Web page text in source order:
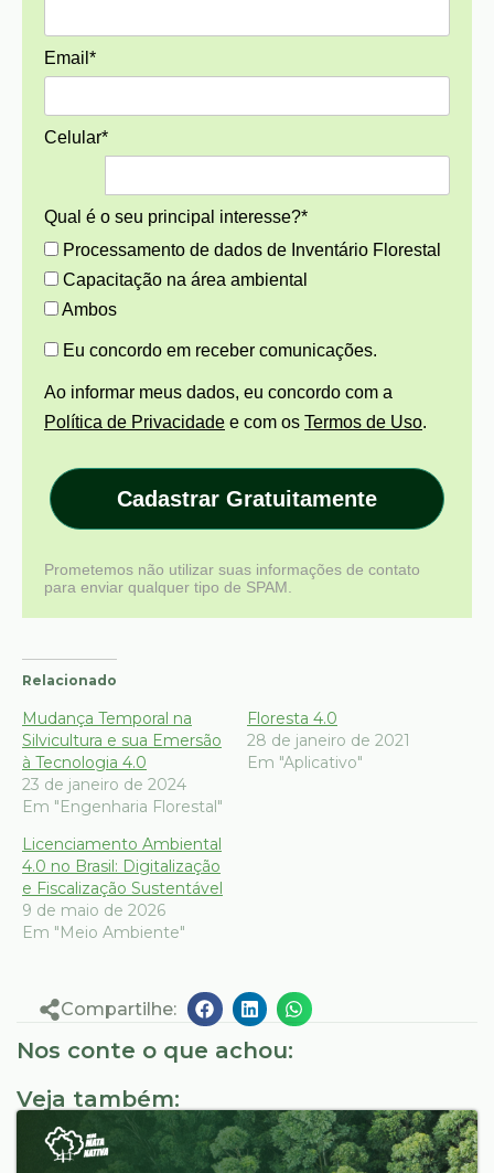
Email*
Celular*
Qual é o seu principal interesse?*
Processamento de dados de Inventário Florestal
Capacitação na área ambiental
Ambos
Eu concordo em receber comunicações.
Ao informar meus dados, eu concordo com a
Política de Privacidade e com os Termos de Uso.
Cadastrar Gratuitamente
Prometemos não utilizar suas informações de contato
para enviar qualquer tipo de SPAM.
Relacionado
Mudança Temporal na
Silvicultura e sua Emersão
à Tecnologia 4.0
23 de janeiro de 2024
Em "Engenharia Florestal"
Floresta 4.0
28 de janeiro de 2021
Em "Aplicativo"
Licenciamento Ambiental
4.0 no Brasil: Digitalização
e Fiscalização Sustentável
9 de maio de 2026
Em "Meio Ambiente"
Compartilhe:
Nos conte o que achou:
Veja também: